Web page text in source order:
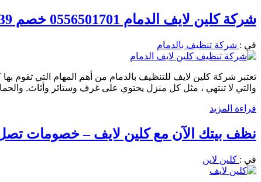
شركة كلين لايف الدمام 0556501701 خصم 39% نظافة عامة مكافحة حشرات
في : شركة تنظيف بالدمام
تعتبر شركة كلين لايف للتنظيف بالدمام من أهم المهام التي تقوم
والتي لا تنتهي ، مثل كل منزل يحتوي على غرف وستائر وأثاث.
قراءة المزيد
نظف بيتك الآن مع كلين لايف – خصومات تصل إلى 40% على كل الخدمات احجز الان0556501701
في : كلين لاين